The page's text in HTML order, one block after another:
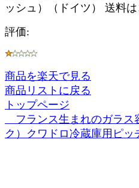
ッシュ）（ドイツ） 送料
評価:
商品を楽天で見る
商品リストに戻る
トップページ
フランス生まれのガラス
ク）クワドロ冷蔵庫用ピッ